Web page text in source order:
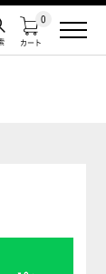
カート
0